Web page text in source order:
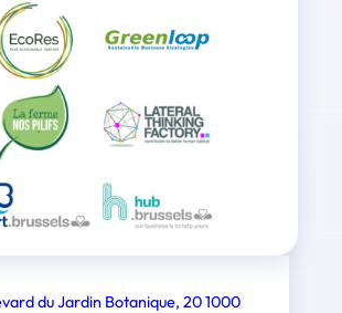
du Jardin Botanique, 20 1000